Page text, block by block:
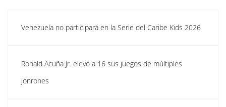
Venezuela no participará en la Serie del Caribe Kids 2026
Ronald Acuña Jr. elevó a 16 sus juegos de múltiples
jonrones